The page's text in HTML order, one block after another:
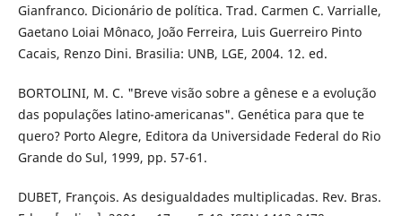
Gianfranco. Dicionário de política. Trad. Carmen C. Varrialle,
Gaetano Loiai Mônaco, João Ferreira, Luis Guerreiro Pinto
Cacais, Renzo Dini. Brasilia: UNB, LGE, 2004. 12. ed.
BORTOLINI, M. C. "Breve visão sobre a gênese e a evolução
das populações latino-americanas". Genética para que te
quero? Porto Alegre, Editora da Universidade Federal do Rio
Grande do Sul, 1999, pp. 57-61.
DUBET, François. As desigualdades multiplicadas. Rev. Bras.